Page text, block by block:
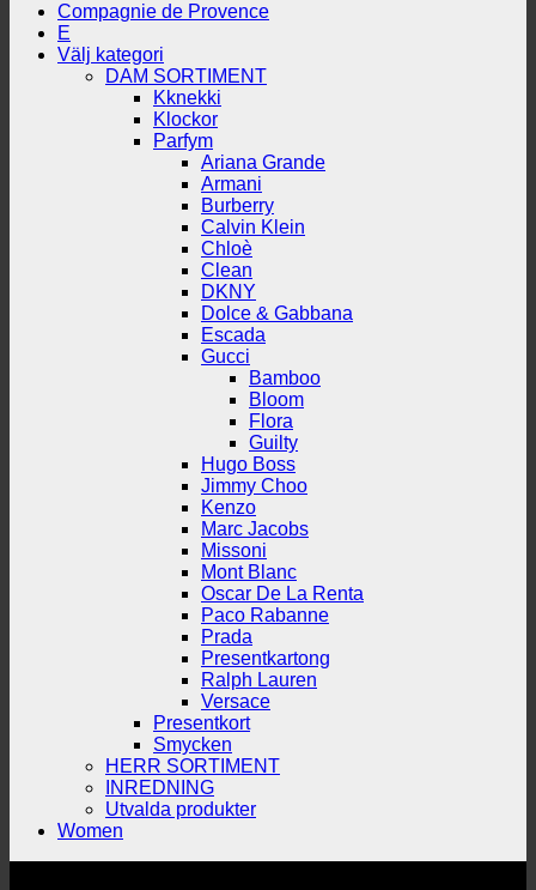
Compagnie de Provence
E
Välj kategori
DAM SORTIMENT
Kknekki
Klockor
Parfym
Ariana Grande
Armani
Burberry
Calvin Klein
Chloè
Clean
DKNY
Dolce & Gabbana
Escada
Gucci
Bamboo
Bloom
Flora
Guilty
Hugo Boss
Jimmy Choo
Kenzo
Marc Jacobs
Missoni
Mont Blanc
Oscar De La Renta
Paco Rabanne
Prada
Presentkartong
Ralph Lauren
Versace
Presentkort
Smycken
HERR SORTIMENT
INREDNING
Utvalda produkter
Women